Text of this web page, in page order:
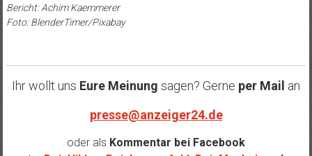
Bericht: Achim Kaemmerer
Foto: BlenderTimer/Pixabay
Ihr wollt uns Eure Meinung sagen? Gerne per Mail an
presse@anzeiger24.de
oder als Kommentar bei Facebook